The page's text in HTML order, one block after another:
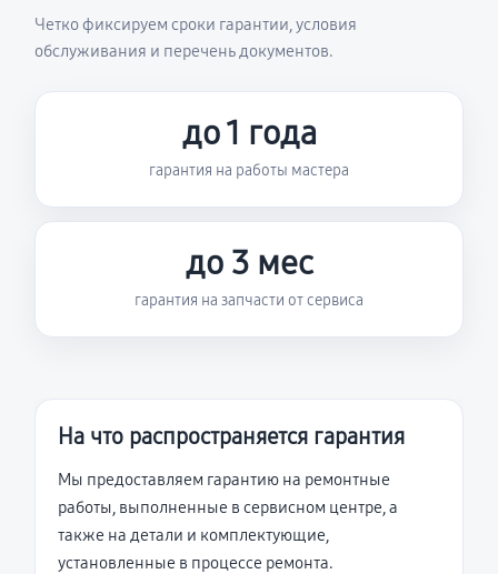
Четко фиксируем сроки гарантии, условия
обслуживания и перечень документов.
до 1 года
гарантия на работы мастера
до 3 мес
гарантия на запчасти от сервиса
На что распространяется гарантия
Мы предоставляем гарантию на ремонтные
работы, выполненные в сервисном центре, а
также на детали и комплектующие,
установленные в процессе ремонта.